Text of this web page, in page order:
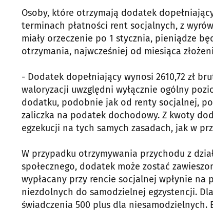
Osoby, które otrzymają dodatek
terminach płatności rent socjalnych, z
miały orzeczenie po 1 stycznia, pieniądze
otrzymania, najwcześniej od miesiąca
- Dodatek dopełniający wynosi 2610,72 zł
waloryzacji uwzględni wyłącznie ogólny
dodatku, podobnie jak od renty socjalnej,
zaliczka na podatek dochodowy. Z kwoty
egzekucji na tych samych zasadach, jak w
W przypadku otrzymywania przychodu z
społecznego, dodatek może zostać
wypłacany przy rencie socjalnej wpłynie na
niezdolnych do samodzielnej egzystencji.
świadczenia 500 plus dla niesamodzielnych.